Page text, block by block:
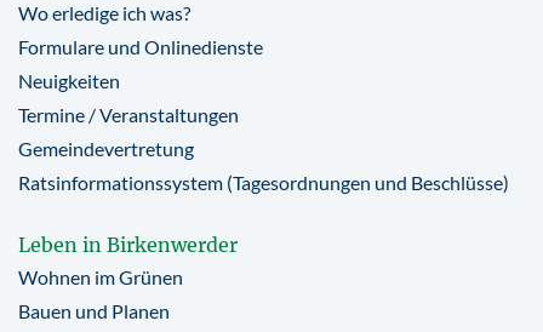
Wo erledige ich was?
Formulare und Onlinedienste
Neuigkeiten
Termine / Veranstaltungen
Gemeindevertretung
Ratsinformationssystem (Tagesordnungen und Beschlüsse)
Leben in Birkenwerder
Wohnen im Grünen
Bauen und Planen